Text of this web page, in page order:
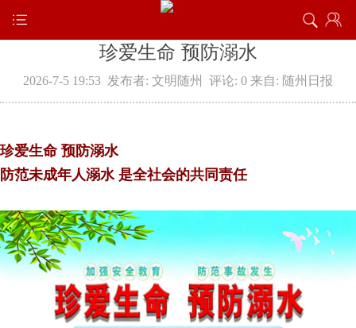
珍爱生命 预防溺水
2026-7-5 19:53 发布者: 文明随州 评论: 0 来自: 随州日报
珍爱生命 预防溺水
防范未成年人溺水 是全社会的共同责任